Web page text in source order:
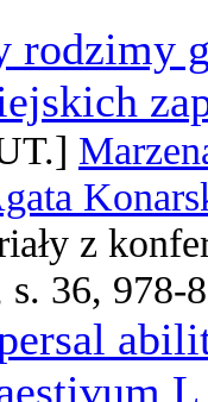
rodzimy
z
s. 36, 978-